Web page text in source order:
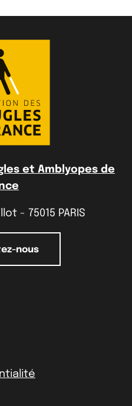
et Amblyopes de
- 75015 PARIS
nous